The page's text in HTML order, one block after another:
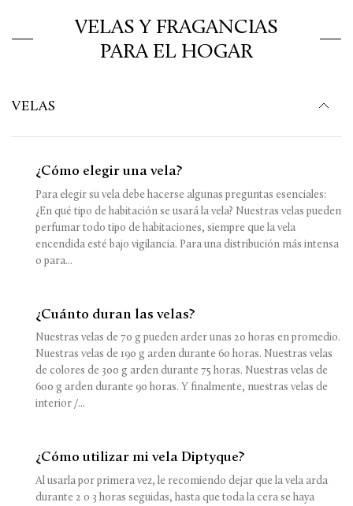
VELAS Y FRAGANCIAS
PARA EL HOGAR
VELAS
¿Cómo elegir una vela?
Para elegir su vela debe hacerse algunas preguntas esenciales:
¿En qué tipo de habitación se usará la vela? Nuestras velas pueden
perfumar todo tipo de habitaciones, siempre que la vela
encendida esté bajo vigilancia. Para una distribución más intensa
o para...
¿Cuánto duran las velas?
Nuestras velas de 70 g pueden arder unas 20 horas en promedio.
Nuestras velas de 190 g arden durante 60 horas. Nuestras velas
de colores de 300 g arden durante 75 horas. Nuestras velas de
600 g arden durante 90 horas. Y finalmente, nuestras velas de
interior /...
¿Cómo utilizar mi vela Diptyque?
Al usarla por primera vez, le recomiendo dejar que la vela arda
durante 2 o 3 horas seguidas, hasta que toda la cera se haya